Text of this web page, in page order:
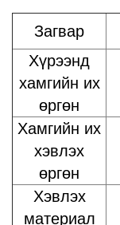
Загвар
Хүрээнд
хамгийн их
өргөн
Хамгийн их
хэвлэх
өргөн
Хэвлэх
материал